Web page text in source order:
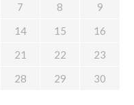
7 8
9
14 15
16
21 22
23
28 29
30